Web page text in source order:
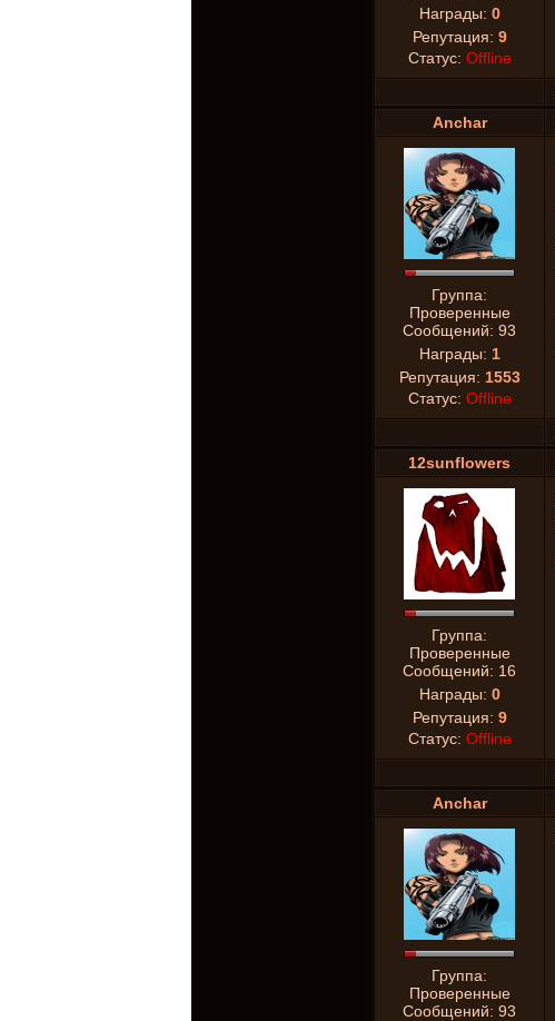
Награды: 0
Репутация: 9
Статус: Offline
Anchar
Группа:
Проверенные
Сообщений: 93
Награды: 1
Репутация: 1553
Статус: Offline
12sunflowers
Группа:
Проверенные
Сообщений: 16
Награды: 0
Репутация: 9
Статус: Offline
Anchar
Группа:
Проверенные
Сообщений: 93